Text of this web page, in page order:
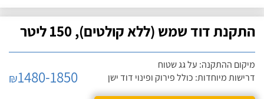
התקנת דוד שמש (ללא קולטים), 150 ליטר
מיקום ההתקנה: על גג שטוח
דרישות מיוחדות: כולל פירוק ופינוי דוד ישן
₪1480-1850